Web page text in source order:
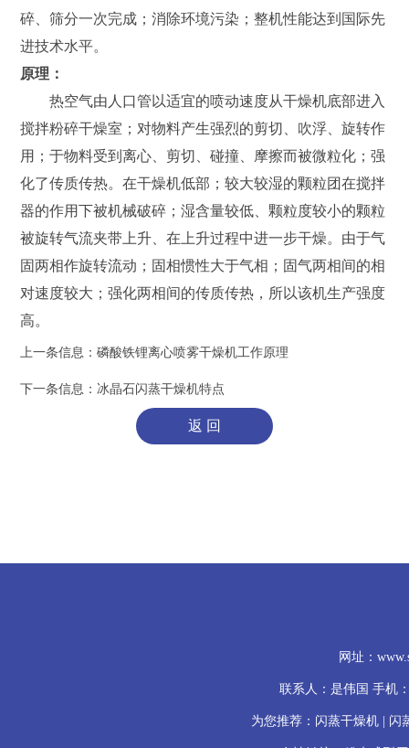
碎、筛分一次完成；消除环境污染；整机性能达到国际先
进技术水平。
原理：
热空气由人口管以适宜的喷动速度从干燥机底部进入
搅拌粉碎干燥室；对物料产生强烈的剪切、吹浮、旋转作
用；于物料受到离心、剪切、碰撞、摩擦而被微粒化；强
化了传质传热。在干燥机低部；较大较湿的颗粒团在搅拌
器的作用下被机械破碎；湿含量较低、颗粒度较小的颗粒
被旋转气流夹带上升、在上升过程中进一步干燥。由于气
固两相作旋转流动；固相惯性大于气相；固气两相间的相
对速度较大；强化两相间的传质传热，所以该机生产强度
高。
上一条信息：磷酸铁锂离心喷雾干燥机工作原理
下一条信息：冰晶石闪蒸干燥机特点
网址：
联系人：是伟国 手机
为您推荐：闪蒸干燥机 | 闪